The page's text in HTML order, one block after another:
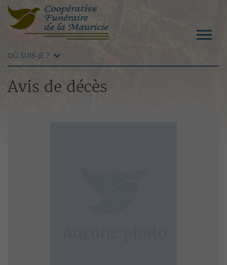
OÙ SUIS-JE ?
Avis de décès